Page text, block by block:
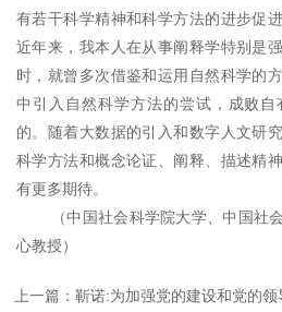
有若干科学精神和科学方法的进步促
近年来，我本人在从事阐释学特别是
时，就曾多次借鉴和运用自然科学的
中引入自然科学方法的尝试，成败
的。随着大数据的引入和数字人文研
科学方法和概念论证、阐释、描述精
有更多期待。
（中国社会科学院大学、中国社
心教授）
上一篇：靳诺:为加强党的建设和党的